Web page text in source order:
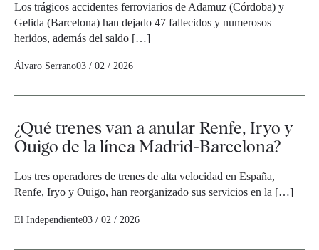
Los trágicos accidentes ferroviarios de Adamuz (Córdoba) y
Gelida (Barcelona) han dejado 47 fallecidos y numerosos
heridos, además del saldo […]
Álvaro Serrano03 / 02 / 2026
¿Qué trenes van a anular Renfe, Iryo y
Ouigo de la línea Madrid-Barcelona?
Los tres operadores de trenes de alta velocidad en España,
Renfe, Iryo y Ouigo, han reorganizado sus servicios en la […]
El Independiente03 / 02 / 2026